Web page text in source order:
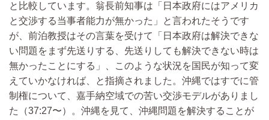
と比較しています。翁長前知事は「日本政府にはアメリカ
と交渉する当事者能力が無かった」と言われたそうです
が、前泊教授はその言葉を受けて「日本政府は解決できな
い問題をまず先送りする、先送りしても解決できない時は
無かったことにする」、このような状況を国民が知って変
えていかなければ、と指摘されました。沖縄ではすでに管
制権について、嘉手納空域での苦い交渉モデルがありまし
た（37:27〜）。沖縄を見て、沖縄問題を解決することが